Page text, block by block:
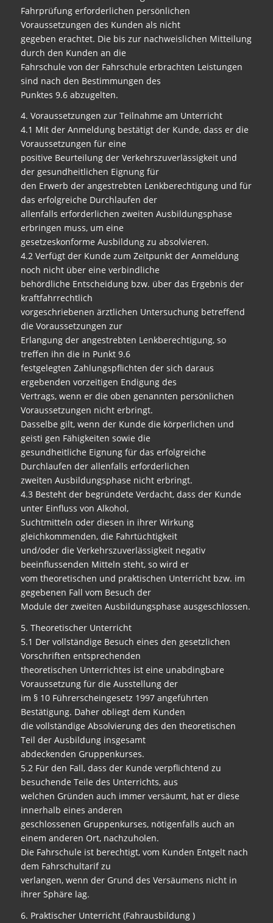
Fahrprüfung erforderlichen persönlichen
Voraussetzungen des Kunden als nicht
gegeben erachtet. Die bis zur nachweislichen Mitteilung
durch den Kunden an die
Fahrschule von der Fahrschule erbrachten Leistungen
sind nach den Bestimmungen des
Punktes 9.6 abzugelten.
4. Voraussetzungen zur Teilnahme am Unterricht
4.1 Mit der Anmeldung bestätigt der Kunde, dass er die
Voraussetzungen für eine
positive Beurteilung der Verkehrszuverlässigkeit und
der gesundheitlichen Eignung für
den Erwerb der angestrebten Lenkberechtigung und für
das erfolgreiche Durchlaufen der
allenfalls erforderlichen zweiten Ausbildungsphase
erbringen muss, um eine
gesetzeskonforme Ausbildung zu absolvieren.
4.2 Verfügt der Kunde zum Zeitpunkt der Anmeldung
noch nicht über eine verbindliche
behördliche Entscheidung bzw. über das Ergebnis der
kraftfahrrechtlich
vorgeschriebenen ärztlichen Untersuchung betreffend
die Voraussetzungen zur
Erlangung der angestrebten Lenkberechtigung, so
treffen ihn die in Punkt 9.6
festgelegten Zahlungspflichten der sich daraus
ergebenden vorzeitigen Endigung des
Vertrags, wenn er die oben genannten persönlichen
Voraussetzungen nicht erbringt.
Dasselbe gilt, wenn der Kunde die körperlichen und
geisti gen Fähigkeiten sowie die
gesundheitliche Eignung für das erfolgreiche
Durchlaufen der allenfalls erforderlichen
zweiten Ausbildungsphase nicht erbringt.
4.3 Besteht der begründete Verdacht, dass der Kunde
unter Einfluss von Alkohol,
Suchtmitteln oder diesen in ihrer Wirkung
gleichkommenden, die Fahrtüchtigkeit
und/oder die Verkehrszuverlässigkeit negativ
beeinflussenden Mitteln steht, so wird er
vom theoretischen und praktischen Unterricht bzw. im
gegebenen Fall vom Besuch der
Module der zweiten Ausbildungsphase ausgeschlossen.
5. Theoretischer Unterricht
5.1 Der vollständige Besuch eines den gesetzlichen
Vorschriften entsprechenden
theoretischen Unterrichtes ist eine unabdingbare
Voraussetzung für die Ausstellung der
im § 10 Führerscheingesetz 1997 angeführten
Bestätigung. Daher obliegt dem Kunden
die vollständige Absolvierung des den theoretischen
Teil der Ausbildung insgesamt
abdeckenden Gruppenkurses.
5.2 Für den Fall, dass der Kunde verpflichtend zu
besuchende Teile des Unterrichts, aus
welchen Gründen auch immer versäumt, hat er diese
innerhalb eines anderen
geschlossenen Gruppenkurses, nötigenfalls auch an
einem anderen Ort, nachzuholen.
Die Fahrschule ist berechtigt, vom Kunden Entgelt nach
dem Fahrschultarif zu
verlangen, wenn der Grund des Versäumens nicht in
ihrer Sphäre lag.
6. Praktischer Unterricht (Fahrausbildung )